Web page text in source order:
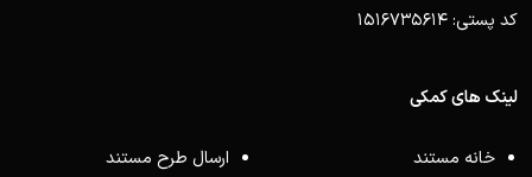
کد پستی: 1516735614
لینک های کمکی
خانه مستند
ارسال طرح مستند